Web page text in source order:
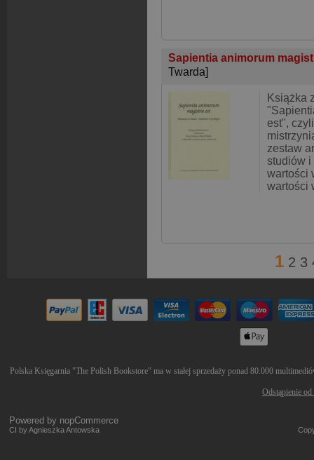
Sapientia animorum
Twarda]
Książka
est",
zestaw
studiów
wartości
wartości
1 2 3
Polska Księgarnia "The Polish Bookstore" ma w stałej sprzedaży ponad 80.000
Odstąpienie
Powered by nopCommerce
CI by Agnieszka Antowska